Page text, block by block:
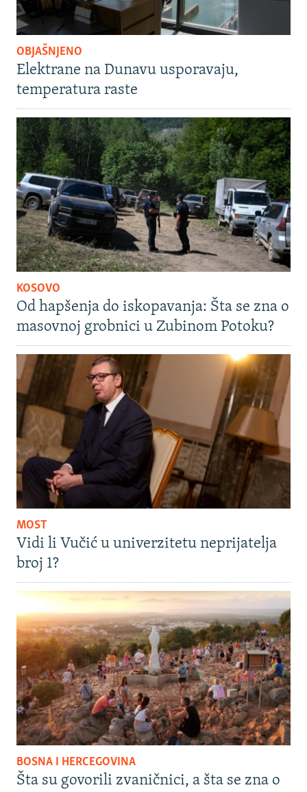
OBJAŠNJENO
Elektrane na Dunavu usporavaju,
temperatura raste
KOSOVO
Od hapšenja do iskopavanja: Šta se zna o
masovnoj grobnici u Zubinom Potoku?
MOST
Vidi li Vučić u univerzitetu neprijatelja
broj 1?
BOSNA I HERCEGOVINA
Šta su govorili zvaničnici, a šta se zna o